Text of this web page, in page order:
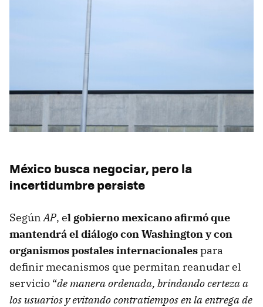
México busca negociar, pero la
incertidumbre persiste
SegúnAP, el gobierno mexicano afirmó que
mantendrá el diálogo con Washington y con
organismos postales internacionalespara
definir mecanismos que permitan reanudar el
servicio “de manera ordenada, brindando certeza a
los usuarios y evitando contratiempos en la entrega de